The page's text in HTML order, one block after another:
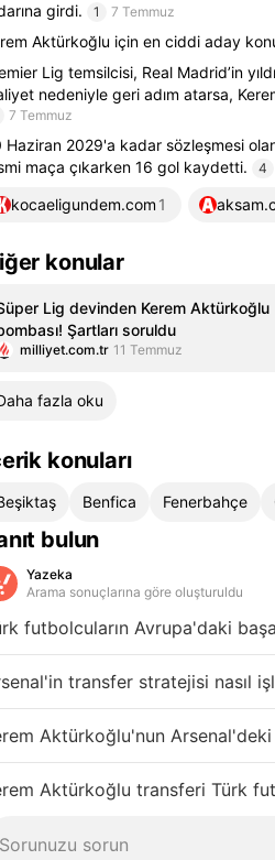
girdi.
1 7 Temmuz
Aktürkoğlu için en ciddi aday
Lig temsilcisi, Real Madrid’in
nedeniyle geri adım atarsa,
7 Temmuz
Haziran 2029'a kadar sözleşmesi
maça çıkarken 16 gol kaydetti.
4
kocaeligundem.com 1
konular
Lig devinden Kerem Aktürkoğlu
Şartları soruldu
milliyet.com.tr 11 Temmuz
fazla oku
konuları
Benfica Fenerbahçe
bulun
Yazeka
Arama sonuçlarına göre oluşturuldu
futbolcuların Avrupa'daki
transfer stratejisi nasıl
Aktürkoğlu'nun Arsenal'deki
Aktürkoğlu transferi Türk